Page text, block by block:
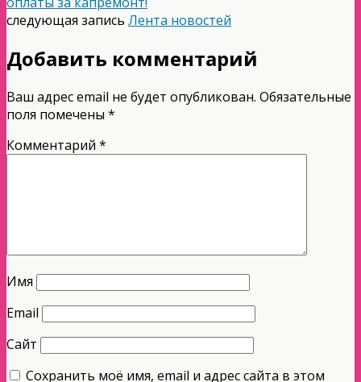
следующая запись Лента новостей
Добавить комментарий
Ваш адрес email не будет опубликован. Обязательные
поля помечены *
Комментарий *
Имя
Email
Сайт
Сохранить моё имя, email и адрес сайта в этом